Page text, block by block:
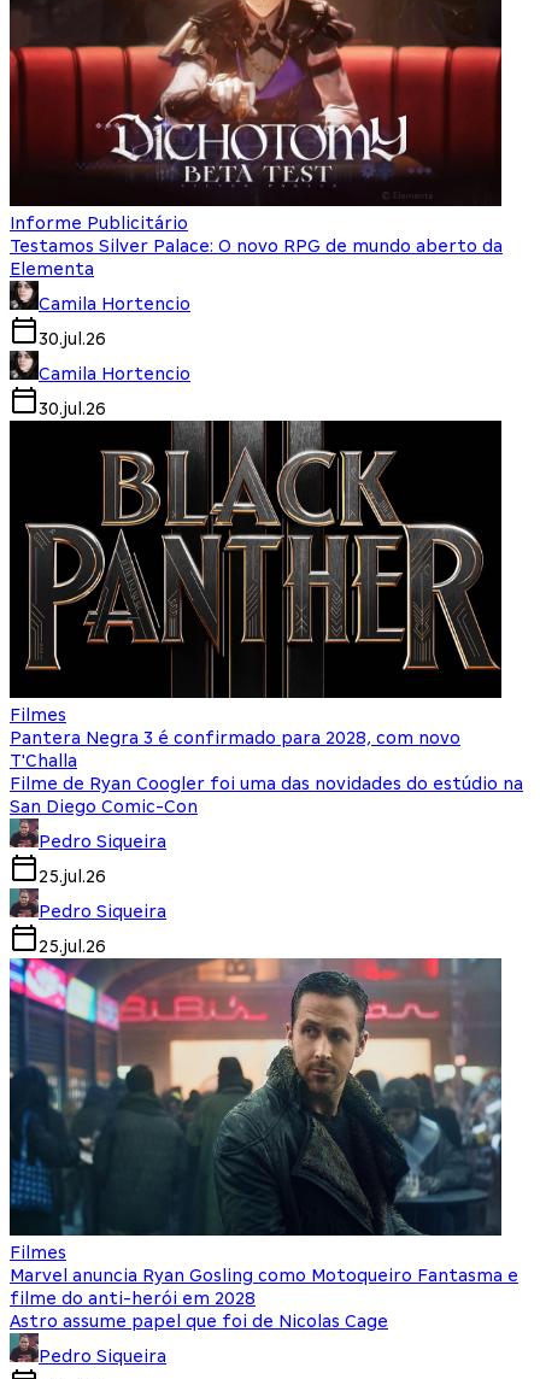
Informe Publicitário
Testamos Silver Palace: O novo RPG de mundo aberto da
Elementa
Camila Hortencio
30.jul.26
Camila Hortencio
30.jul.26
Filmes
Pantera Negra 3 é confirmado para 2028, com novo
T'Challa
Filme de Ryan Coogler foi uma das novidades do estúdio na
San Diego Comic-Con
Pedro Siqueira
25.jul.26
Pedro Siqueira
25.jul.26
Filmes
Marvel anuncia Ryan Gosling como Motoqueiro Fantasma e
filme do anti-herói em 2028
Astro assume papel que foi de Nicolas Cage
Pedro Siqueira